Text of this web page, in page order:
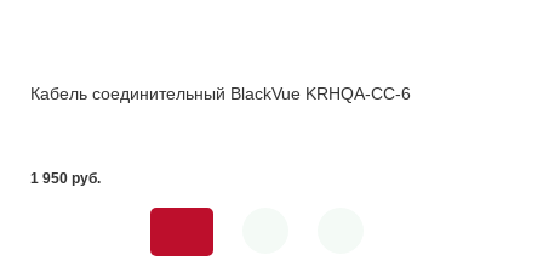
Кабель соединительный BlackVue KRHQA-CC-6
1 950 pуб.